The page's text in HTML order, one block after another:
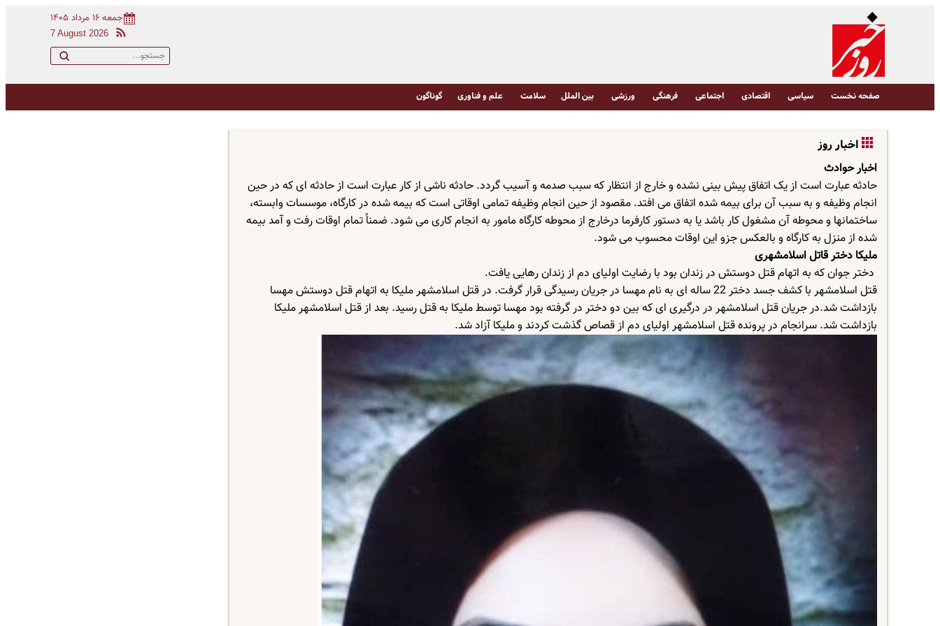
جمعه ۱۶ مرداد ۱۴۰۵
7 August 2026
صفحه نخست سیاسی اقتصادی اجتماعی فرهنگی ورزشی بین الملل سلامت علم و فناوری گوناگون
اخبار روز
اخبار حوادث
حادثه عبارت است از یک اتفاق پیش بینی نشده و خارج از انتظار که سبب صدمه و آسیب گردد. حادثه ناشی از کار عبارت است از حادثه ای که در حین
انجام وظیفه و به سبب آن برای بیمه شده اتفاق می افتد. مقصود از حین انجام وظیفه تمامی اوقاتی است که بیمه شده در کارگاه، موسسات وابسته،
ساختمانها و محوطه آن مشغول کار باشد یا به دستور کارفرما درخارج از محوطه کارگاه مامور به انجام کاری می شود. ضمناً تمام اوقات رفت و آمد بیمه
شده از منزل به کارگاه و بالعکس جزو این اوقات محسوب می شود.
ملیکا دختر قاتل اسلامشهری
دختر جوان که به اتهام قتل دوستش در زندان بود با رضایت اولیای دم از زندان رهایی یافت.
قتل اسلامشهر با کشف جسد دختر 22 ساله ای به نام مهسا در جریان رسیدگی قرار گرفت. در قتل اسلامشهر ملیکا به اتهام قتل دوستش مهسا
بازداشت شد.در جریان قتل اسلامشهر در درگیری ای که بین دو دختر در گرفته بود مهسا توسط ملیکا به قتل رسید. بعد از قتل اسلامشهر ملیکا
بازداشت شد. سرانجام در پرونده قتل اسلامشهر اولیای دم از قصاص گذشت کردند و ملیکا آزاد شد.